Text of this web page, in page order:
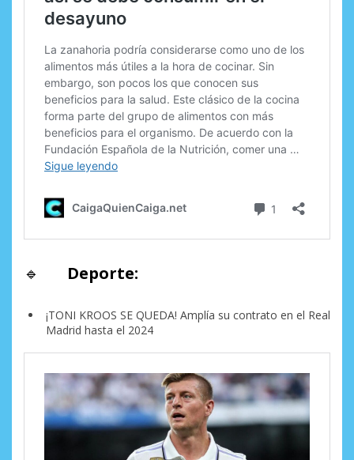
🔹 Deporte:
¡TONI KROOS SE QUEDA! Amplía su contrato en el Real
Madrid hasta el 2024